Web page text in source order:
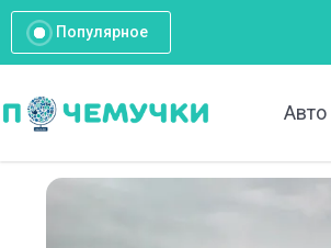
Популярное
Авто